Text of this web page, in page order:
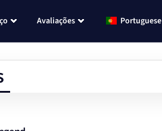
Avaliações Portuguese